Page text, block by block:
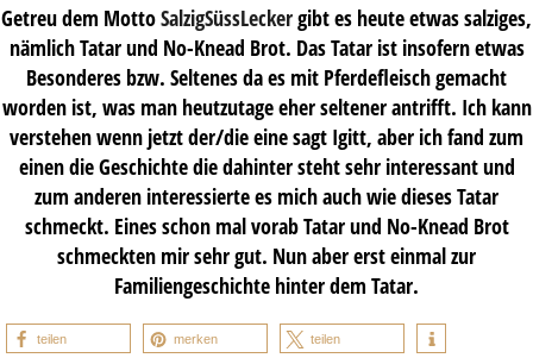
Getreu dem MottoSalzigSüssLeckergibt es heute etwas salziges,
nämlich Tatar und No-Knead Brot. Das Tatar ist insofern etwas
Besonderes bzw. Seltenes da es mit Pferdefleisch gemacht
worden ist, was man heutzutage eher seltener antrifft. Ich kann
verstehen wenn jetzt der/die eine sagt Igitt, aber ich fand zum
einen die Geschichte die dahinter steht sehr interessant und
zum anderen interessierte es mich auch wie dieses Tatar
schmeckt. Eines schon mal vorab Tatar und No-Knead Brot
schmeckten mir sehr gut. Nun aber erst einmal zur
Familiengeschichte hinter dem Tatar.
teilen merken teilen